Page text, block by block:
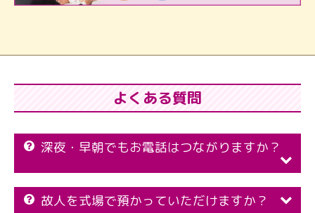
よくある質問
深夜・早朝でもお電話はつながりますか？
故人を式場で預かっていただけますか？